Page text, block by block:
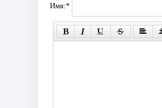
Имя:*